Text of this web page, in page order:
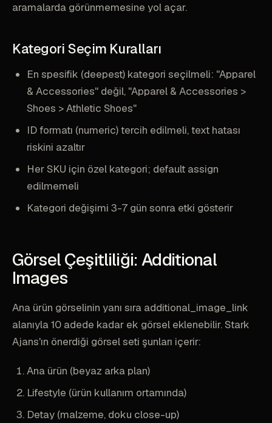
aramalarda görünmemesine yol açar.
Kategori Seçim Kuralları
En spesifik (deepest) kategori seçilmeli: "Apparel
& Accessories" değil, "Apparel & Accessories >
Shoes > Athletic Shoes"
ID formatı (numeric) tercih edilmeli, text hatası
riskini azaltır
Her SKU için özel kategori; default assign
edilmemeli
Kategori değişimi 3-7 gün sonra etki gösterir
Görsel Çeşitliliği: Additional
Images
Ana ürün görselinin yanı sıra additional_image_link
alanıyla 10 adede kadar ek görsel eklenebilir. Stark
Ajans'ın önerdiği görsel seti şunları içerir:
Ana ürün (beyaz arka plan)
Lifestyle (ürün kullanım ortamında)
Detay (malzeme, doku close-up)